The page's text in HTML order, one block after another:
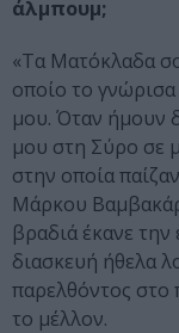
άλμπουμ;
«Τα Ματόκλαδα
οποίο το
μου. Όταν ήμουν
μου στη Σύρο σε
στην οποία
Μάρκου
βραδιά έκανε
διασκευή ήθελα
παρελθόντος στο
το μέλλον.